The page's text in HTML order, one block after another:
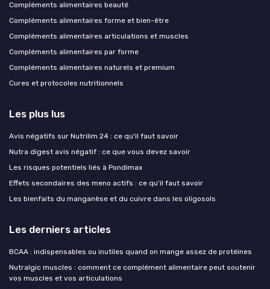
Compléments alimentaires beauté
Compléments alimentaires forme et bien-être
Compléments alimentaires articulations et muscles
Compléments alimentaires par forme
Compléments alimentaires naturels et premium
Cures et protocoles nutritionnels
Les plus lus
Avis négatifs sur Nutrilim 24 : ce qu'il faut savoir
Nutra digest avis négatif : ce que vous devez savoir
Les risques potentiels liés à Pondimax
Effets secondaires des meno actifs : ce qu'il faut savoir
Les bienfaits du manganèse et du cuivre dans les oligosols
Les derniers articles
BCAA : indispensables ou inutiles quand on mange assez de protéines
Nutralgic muscles : comment ce complément alimentaire peut soutenir
vos muscles et vos articulations